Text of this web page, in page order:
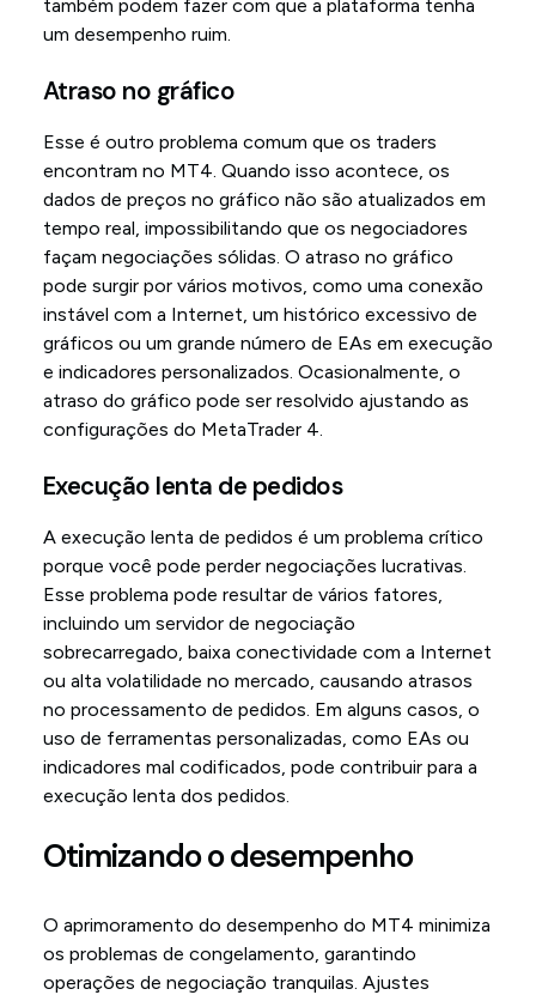
também podem fazer com que a plataforma tenha
um desempenho ruim.
Atraso no gráfico
Esse é outro problema comum que os traders
encontram no MT4. Quando isso acontece, os
dados de preços no gráfico não são atualizados em
tempo real, impossibilitando que os negociadores
façam negociações sólidas. O atraso no gráfico
pode surgir por vários motivos, como uma conexão
instável com a Internet, um histórico excessivo de
gráficos ou um grande número de EAs em execução
e indicadores personalizados. Ocasionalmente, o
atraso do gráfico pode ser resolvido ajustando as
configurações do MetaTrader 4.
Execução lenta de pedidos
A execução lenta de pedidos é um problema crítico
porque você pode perder negociações lucrativas.
Esse problema pode resultar de vários fatores,
incluindo um servidor de negociação
sobrecarregado, baixa conectividade com a Internet
ou alta volatilidade no mercado, causando atrasos
no processamento de pedidos. Em alguns casos, o
uso de ferramentas personalizadas, como EAs ou
indicadores mal codificados, pode contribuir para a
execução lenta dos pedidos.
Otimizando o desempenho
O aprimoramento do desempenho do MT4 minimiza
os problemas de congelamento, garantindo
operações de negociação tranquilas. Ajustes